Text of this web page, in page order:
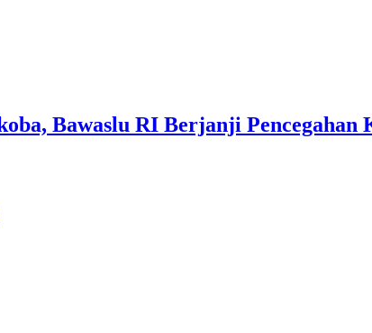
Bawaslu RI Berjanji Pencegahan